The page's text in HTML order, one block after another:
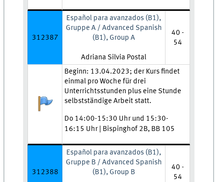
312387
Español para avanzados (B1),
Gruppe A / Advanced Spanish
(B1), Group A
Lehrkraft:
Adriana Silvia Postal
40 -
54
Anmeldestatus:
Zeit und Ort:
Beginn: 13.04.2023; der Kurs findet
einmal pro Woche für drei
Unterrichtsstunden plus eine Stunde
selbstständige Arbeit statt.
Do 14:00-15:30 Uhr und 15:30-
16:15 Uhr | Bispinghof 2B, BB 105
312388
Español para avanzados (B1),
Gruppe B / Advanced Spanish
(B1), Group B
40 -
54